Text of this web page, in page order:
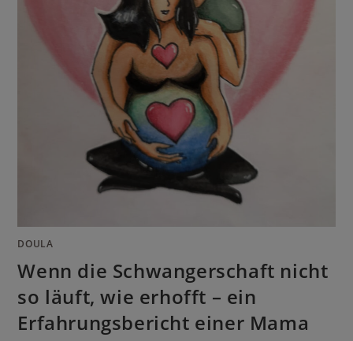
DOULA
Wenn die Schwangerschaft nicht
so läuft, wie erhofft – ein
Erfahrungsbericht einer Mama